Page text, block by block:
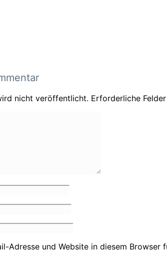
nicht veröffentlicht. Erforderliche
Adresse und Website in diesem Browser